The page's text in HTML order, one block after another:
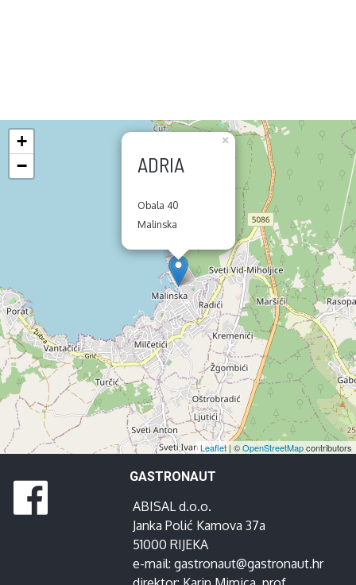
ADRIA
Obala 40
Malinska
×
+
−
Leaflet| ©OpenStreetMapcontributors
GASTRONAUT
ABISAL d.o.o.
Janka Polić Kamova 37a
51000 RIJEKA
e-mail: gastronaut@gastronaut.hr